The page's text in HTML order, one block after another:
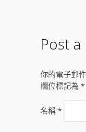
Post a
你的電子郵
欄位標記為 *
名稱*